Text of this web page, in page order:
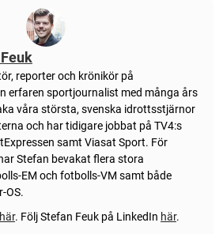
reporter och krönikör på
erfaren sportjournalist med många års
våra största, svenska idrottsstjärnor
och har tidigare jobbat på TV4:s
samt Viasat Sport. För
Stefan bevakat flera stora
EM och fotbolls-VM samt både
OS.
här. Följ Stefan Feuk på LinkedIn här.